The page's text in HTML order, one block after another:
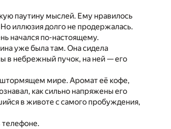
паутину мыслей. Ему нравилось
иллюзия долго не продержалась.
начался по-настоящему.
уже была там. Она сидела
в небрежный пучок, на ней — его
штормящем мире. Аромат её кофе,
как сильно напряжены его
в животе с самого пробуждения,
телефоне.